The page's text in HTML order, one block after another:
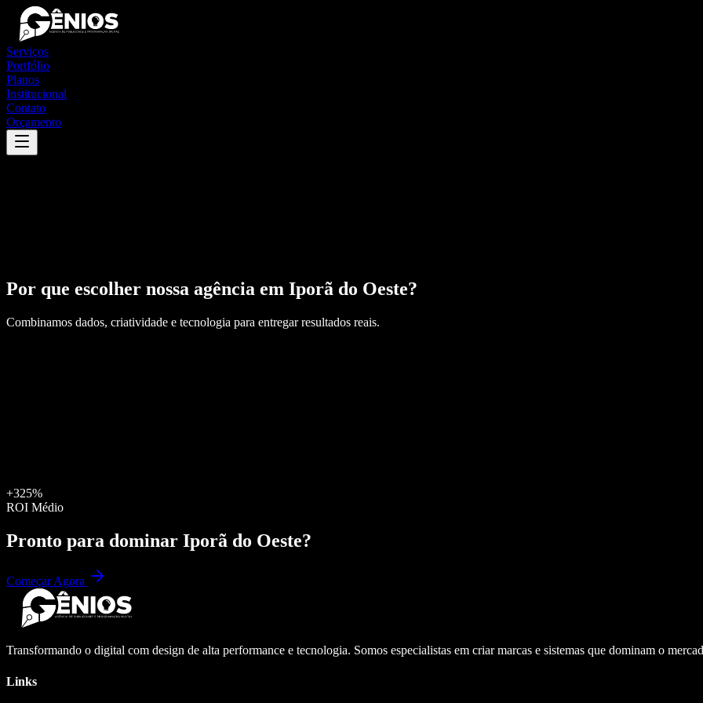
Serviços
Portfólio
Planos
Institucional
Contato
Orçamento
Por que escolher nossa agência em Iporã do Oeste?
Combinamos dados, criatividade e tecnologia para entregar resultados reais.
+325%
ROI Médio
Pronto para dominar Iporã do Oeste?
Começar Agora
Transformando o digital com design de alta performance e tecnologia. Somos especialistas em criar marcas e sistemas que dominam o
Links